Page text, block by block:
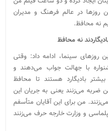
روزها در عالم فرهنگ و مدیران
نه محافظ.
نه محافظ
روزهای سینما، ادامه داد: وقتی
با جهالت جواب می‌دهند و
بادیگارد هستند تا محافظ
ضربه می‌زنند یعنی به جریان این
من برای این آقایان متأسفم
و وزارت خارجه حرف می‌زنند